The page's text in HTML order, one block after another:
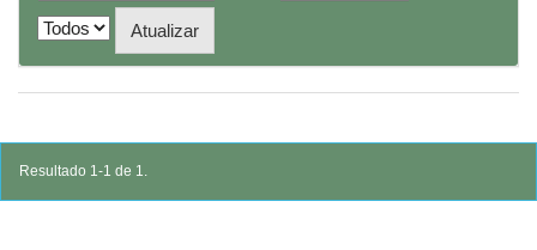
Resultado 1-1 de 1.